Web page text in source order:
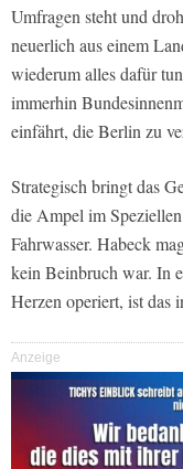
Umfragen steht und
neuerlich aus einem
wiederum alles dafür
immerhin
einfährt, die Berlin zu
Strategisch bringt das
die Ampel im
Fahrwasser. Habeck
kein Beinbruch war. In
Herzen operiert, ist das
Anzeige